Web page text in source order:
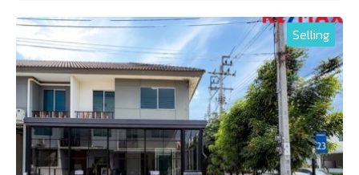
Selling